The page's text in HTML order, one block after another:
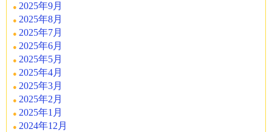
2025年9月
2025年8月
2025年7月
2025年6月
2025年5月
2025年4月
2025年3月
2025年2月
2025年1月
2024年12月